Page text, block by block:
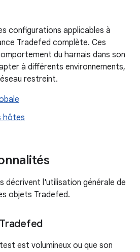
configurations applicables à
Tradefed complète. Ces
du harnais dans son
à différents environnements,
restreint.
hôtes
décrivent l'utilisation générale de
objets Tradefed.
est volumineux ou que son